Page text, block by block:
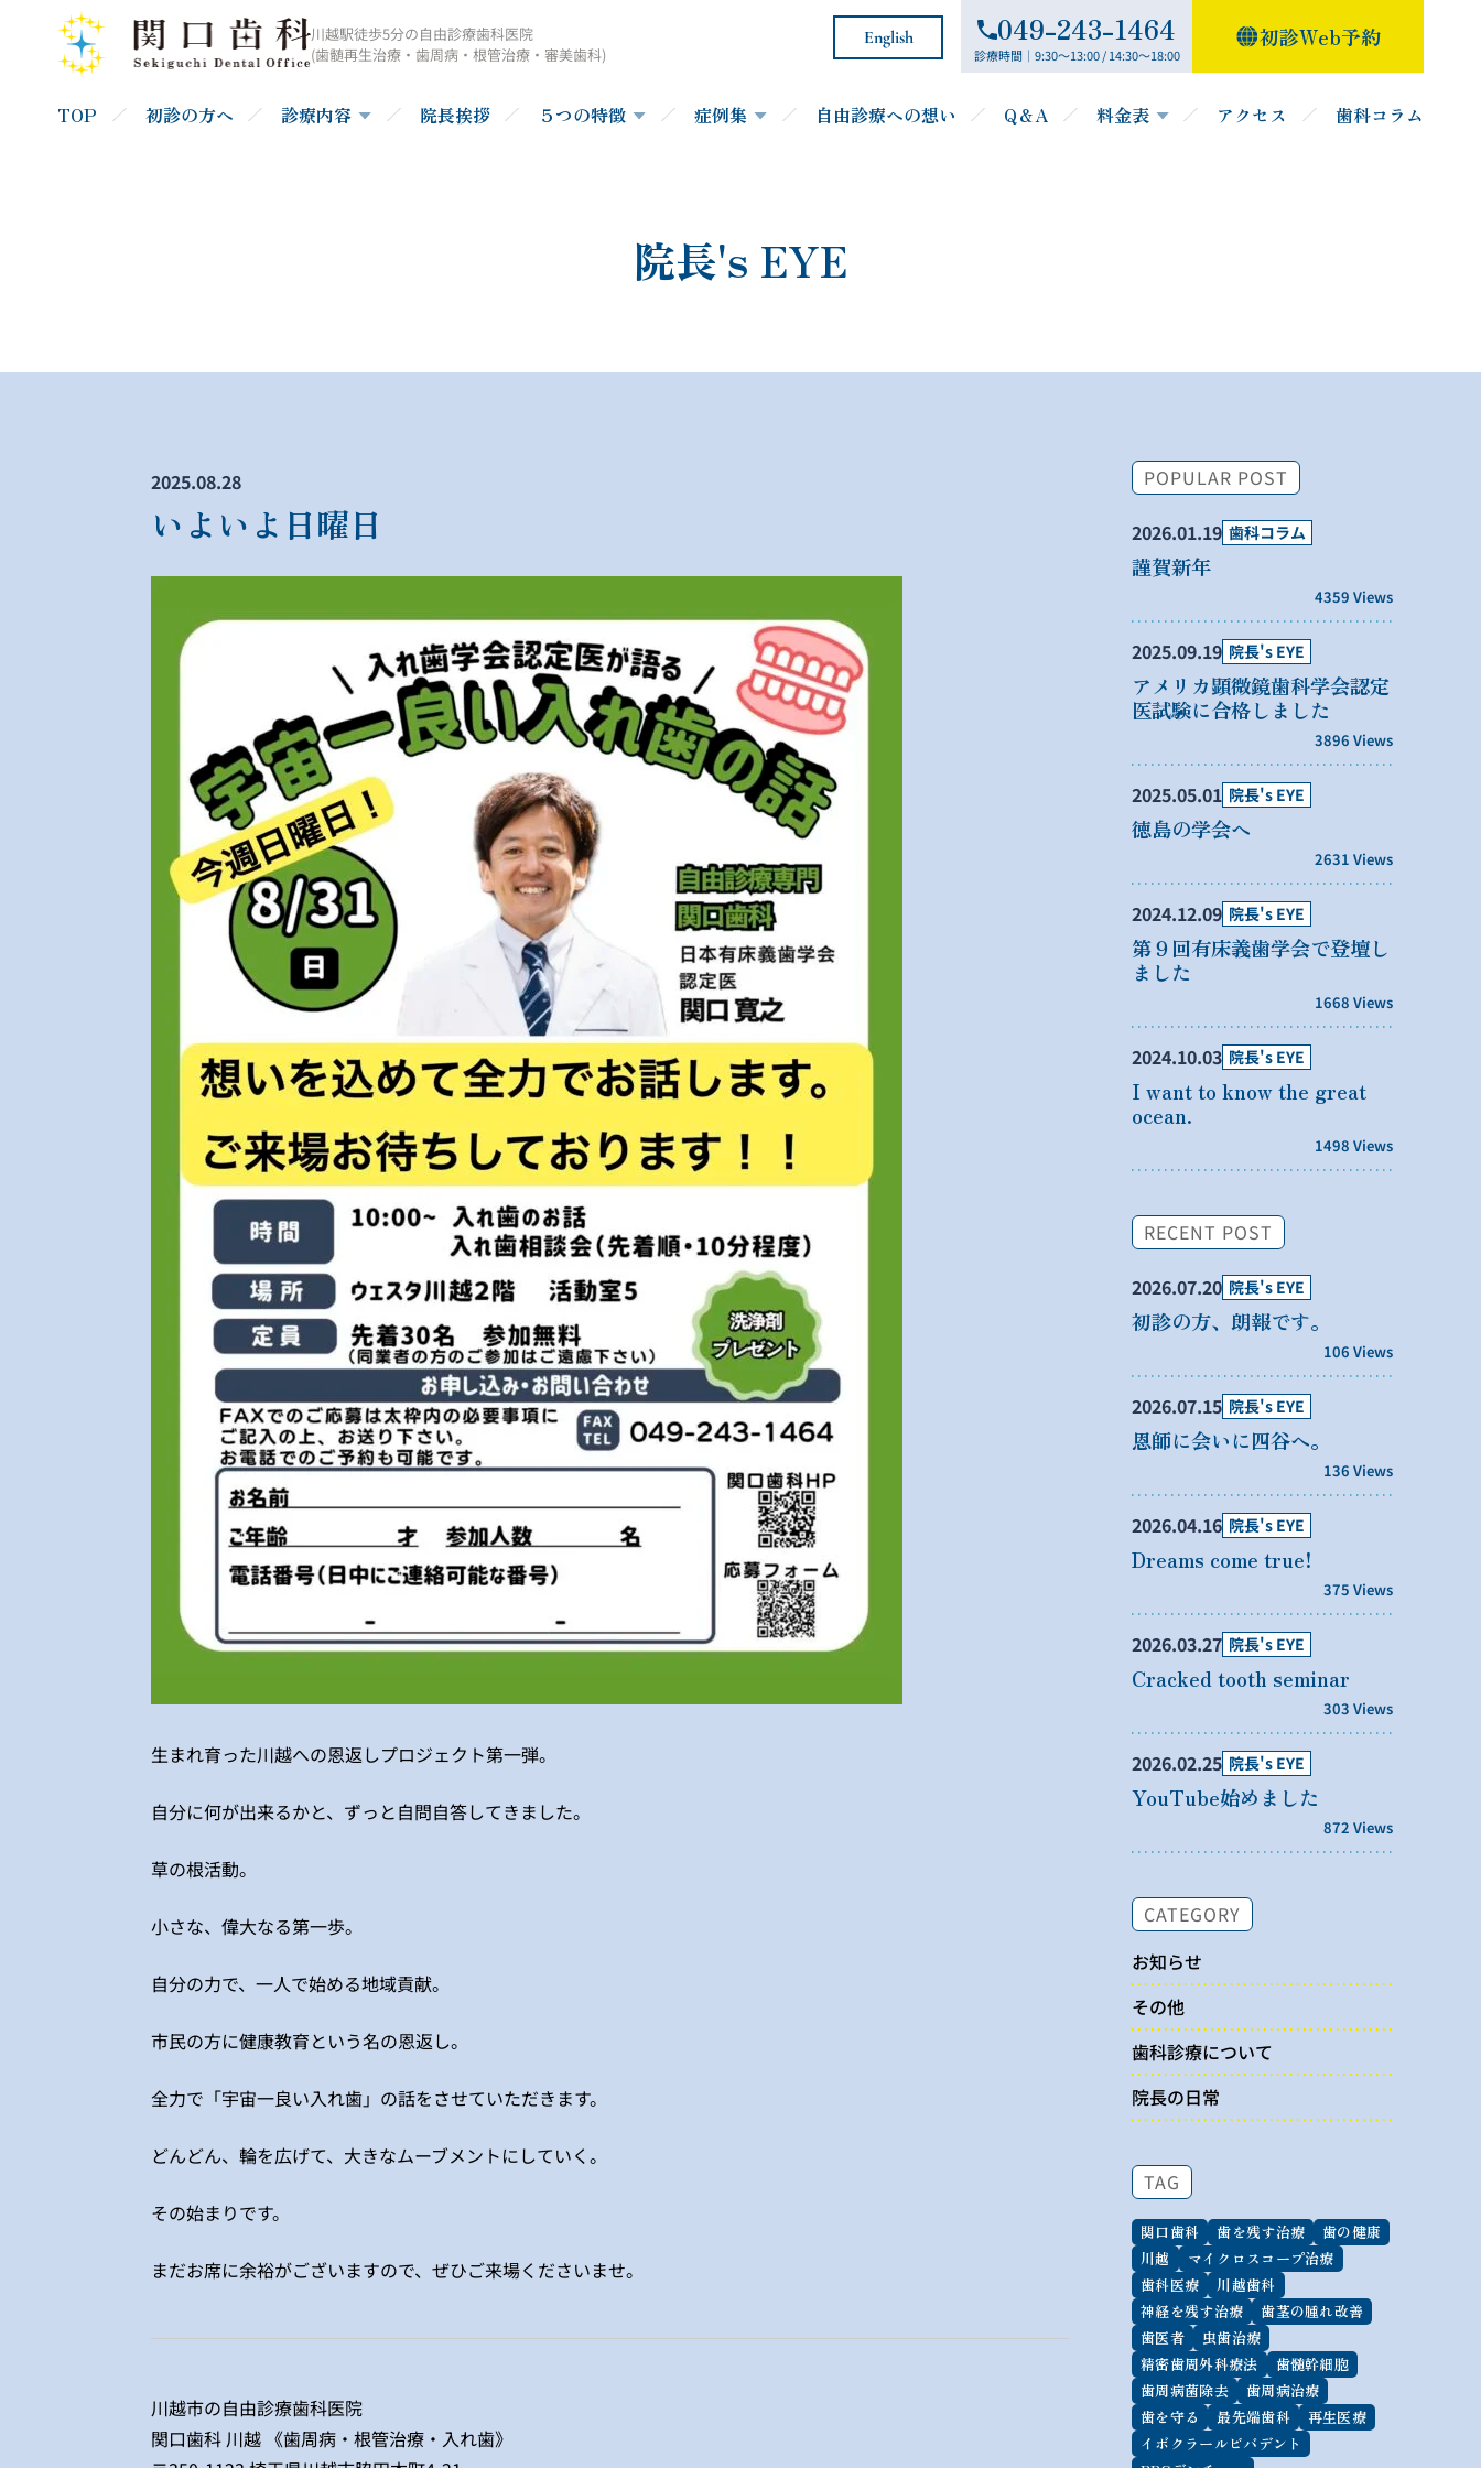
川越駅徒歩5分の自由診療歯科医院
(歯髄再生治療・歯周病・根管治療・審美歯科)
English 049-243-1464
診療時間｜9:30～13:00 / 14:30～18:00
初診Web予約
TOP 初診の方へ 診療内容 院長挨拶 ５つの特徴 症例集 自由診療への想い Q＆A 料金表 アクセス 歯科コラム
院長's EYE
2025.08.28
いよいよ日曜日
生まれ育った川越への恩返しプロジェクト第一弾。
自分に何が出来るかと、ずっと自問自答してきました。
草の根活動。
小さな、偉大なる第一歩。
自分の力で、一人で始める地域貢献。
市民の方に健康教育という名の恩返し。
全力で「宇宙一良い入れ歯」の話をさせていただきます。
どんどん、輪を広げて、大きなムーブメントにしていく。
その始まりです。
まだお席に余裕がございますので、ぜひご来場くださいませ。
川越市の自由診療歯科医院
関口歯科 川越 《歯周病・根管治療・入れ歯》
POPULAR POST
2026.01.19 歯科コラム
謹賀新年
4359 Views
2025.09.19 院長's EYE
アメリカ顕微鏡歯科学会認定
医試験に合格しました
3896 Views
2025.05.01 院長's EYE
徳島の学会へ
2631 Views
2024.12.09 院長's EYE
第９回有床義歯学会で登壇し
ました
1668 Views
2024.10.03 院長's EYE
I want to know the great
ocean.
1498 Views
RECENT POST
2026.07.20 院長's EYE
初診の方、朗報です。
106 Views
2026.07.15 院長's EYE
恩師に会いに四谷へ。
136 Views
2026.04.16 院長's EYE
Dreams come true!
375 Views
2026.03.27 院長's EYE
Cracked tooth seminar
303 Views
2026.02.25 院長's EYE
YouTube始めました
872 Views
CATEGORY
お知らせ
その他
歯科診療について
院長の日常
TAG
関口歯科 歯を残す治療
歯の健康
川越
マイクロスコープ治療
歯科医療
川越歯科
神経を残す治療
歯茎の腫れ改善
歯医者
虫歯治療
精密歯周外科療法
歯髄幹細胞
歯周病菌除去
歯周病治療
歯を守る
最先端歯科
再生医療
イボクラールビバデント